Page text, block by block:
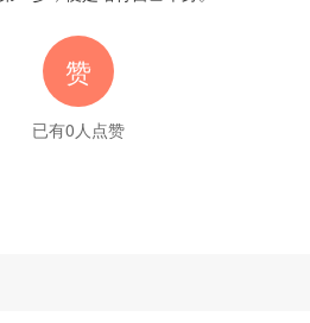
赞
已有0人点赞